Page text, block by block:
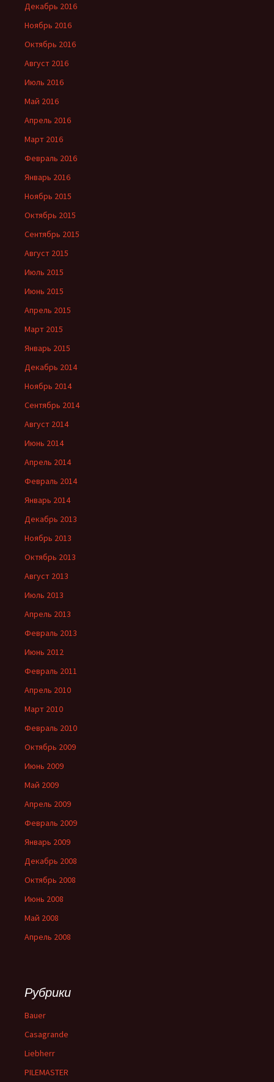
Декабрь 2016
Ноябрь 2016
Октябрь 2016
Август 2016
Июль 2016
Май 2016
Апрель 2016
Март 2016
Февраль 2016
Январь 2016
Ноябрь 2015
Октябрь 2015
Сентябрь 2015
Август 2015
Июль 2015
Июнь 2015
Апрель 2015
Март 2015
Январь 2015
Декабрь 2014
Ноябрь 2014
Сентябрь 2014
Август 2014
Июнь 2014
Апрель 2014
Февраль 2014
Январь 2014
Декабрь 2013
Ноябрь 2013
Октябрь 2013
Август 2013
Июль 2013
Апрель 2013
Февраль 2013
Июнь 2012
Февраль 2011
Апрель 2010
Март 2010
Февраль 2010
Октябрь 2009
Июнь 2009
Май 2009
Апрель 2009
Февраль 2009
Январь 2009
Декабрь 2008
Октябрь 2008
Июнь 2008
Май 2008
Апрель 2008
Рубрики
Bauer
Casagrande
Liebherr
PILEMASTER